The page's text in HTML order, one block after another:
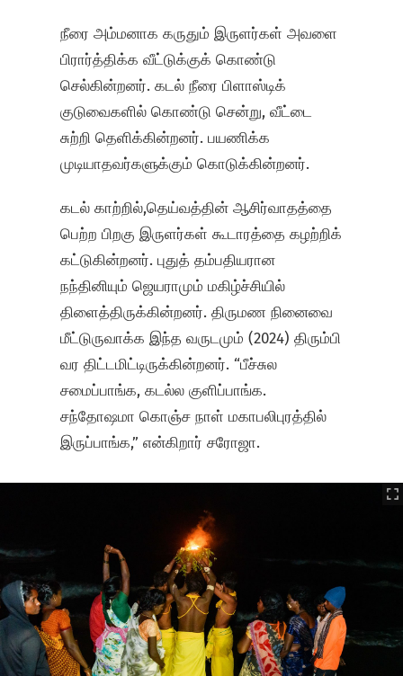
நீரை அம்மனாக கருதும் இருளர்கள் அவளை
பிரார்த்திக்க வீட்டுக்குக் கொண்டு
செல்கின்றனர். கடல் நீரை பிளாஸ்டிக்
குடுவைகளில் கொண்டு சென்று, வீட்டை
சுற்றி தெளிக்கின்றனர். பயணிக்க
முடியாதவர்களுக்கும் கொடுக்கின்றனர்.
கடல் காற்றில்,தெய்வத்தின் ஆசிர்வாதத்தை
பெற்ற பிறகு இருளர்கள் கூடாரத்தை கழற்றிக்
கட்டுகின்றனர். புதுத் தம்பதியரான
நந்தினியும் ஜெயராமும் மகிழ்ச்சியில்
திளைத்திருக்கின்றனர். திருமண நினைவை
மீட்டுருவாக்க இந்த வருடமும் (2024) திரும்பி
வர திட்டமிட்டிருக்கின்றனர். “பீச்சுல
சமைப்பாங்க, கடல்ல குளிப்பாங்க.
சந்தோஷமா கொஞ்ச நாள் மகாபலிபுரத்தில்
இருப்பாங்க,” என்கிறார் சரோஜா.